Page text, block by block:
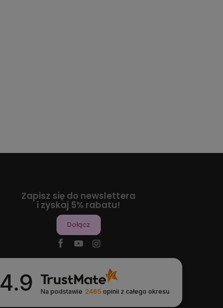
Zapisz się do newslettera
i zyskaj 5% rabatu!
Dołącz
4.9 Na podstawie 2465 opinii z całego okresu